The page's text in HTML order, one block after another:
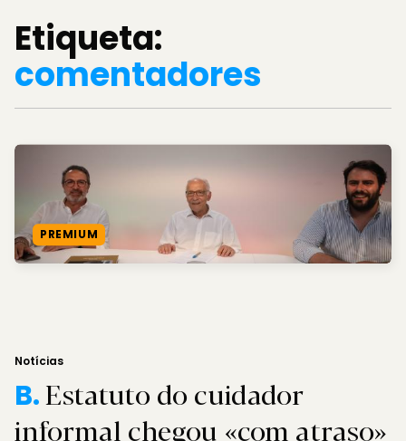
Etiqueta:
comentadores
PREMIUM
Notícias
B.Estatuto do cuidador
informal chegou «com atraso»